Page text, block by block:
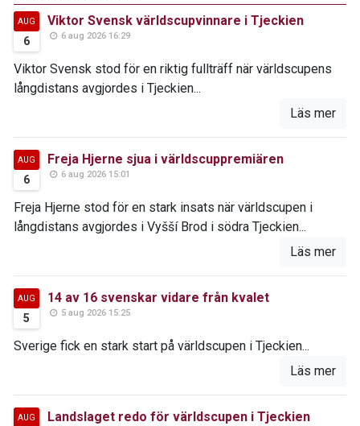
AUG
6
Viktor Svensk världscupvinnare i Tjeckien
6 aug 2026 16:29
Viktor Svensk stod för en riktig fullträff när världscupens
långdistans avgjordes i Tjeckien...
Läs mer
AUG
6
Freja Hjerne sjua i världscuppremiären
6 aug 2026 15:01
Freja Hjerne stod för en stark insats när världscupen i
långdistans avgjordes i Vyšší Brod i södra Tjeckien...
Läs mer
AUG
5
14 av 16 svenskar vidare från kvalet
5 aug 2026 15:25
Sverige fick en stark start på världscupen i Tjeckien...
Läs mer
AUG Landslaget redo för världscupen i Tjeckien